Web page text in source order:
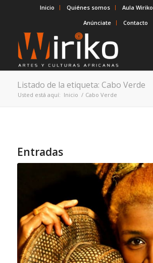
Inicio Quiénes somos Aula Wiriko
Anúnciate
Contacto
Listado de la etiqueta: Cabo Verde
Usted está aquí: Inicio / Cabo Verde
Entradas